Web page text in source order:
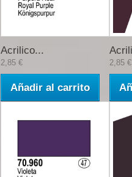
Acrilico...
2,85 €
Añadir al carrito
2,85 €